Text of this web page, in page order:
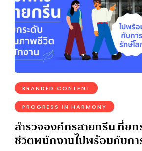
BRANDED CONTENT
PROGRESS IN HARMONY
สำรวจองค์กรสายกรีน ที่ย
ชีวิตพนักงานไปพร้อมกับก